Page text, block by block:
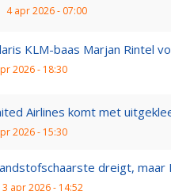
4 apr 2026 - 07:00
KLM-baas Marjan Rintel
2026 - 18:30
Airlines komt met
2026 - 15:30
dreigt, maar
3 apr 2026 - 14:52